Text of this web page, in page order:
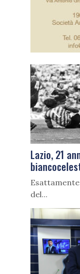
Lazio, 21
del...